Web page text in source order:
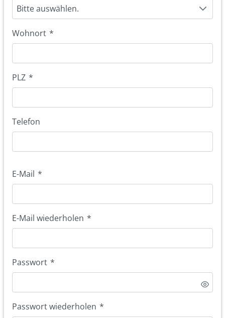
Bitte auswählen.
Wohnort *
PLZ *
Telefon
E-Mail *
E-Mail wiederholen *
Passwort *
Passwort wiederholen *